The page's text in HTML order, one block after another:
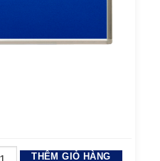
THÊM GIỎ HÀNG